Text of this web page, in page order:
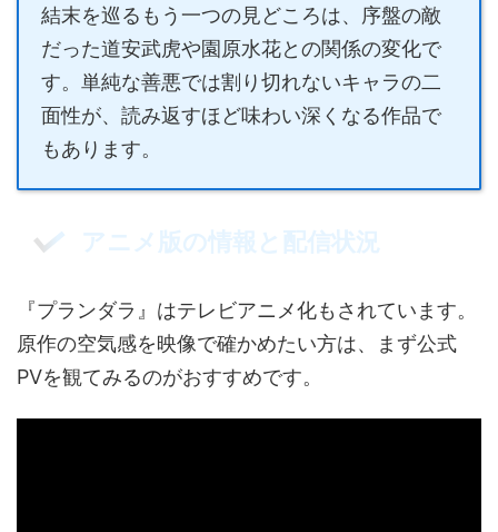
結末を巡るもう一つの見どころは、序盤の敵
だった道安武虎や園原水花との関係の変化で
す。単純な善悪では割り切れないキャラの二
面性が、読み返すほど味わい深くなる作品で
もあります。
アニメ版の情報と配信状況
『プランダラ』はテレビアニメ化もされています。
原作の空気感を映像で確かめたい方は、まず公式
PVを観てみるのがおすすめです。